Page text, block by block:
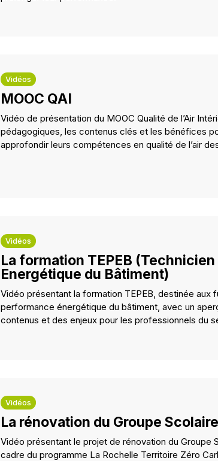
Vidéos
MOOC QAI
Vidéo de présentation du MOOC Qualité de l’Air
pédagogiques, les contenus clés et les bénéfices
approfondir leurs compétences en qualité de l’air
Vidéos
La formation TEPEB
Energétique du Bâtiment)
Vidéo présentant la formation TEPEB, destinée aux
performance énergétique du bâtiment, avec un
contenus et des enjeux pour les professionnels du
Vidéos
La rénovation du Groupe
Vidéo présentant le projet de rénovation du Groupe
cadre du programme La Rochelle Territoire Zéro